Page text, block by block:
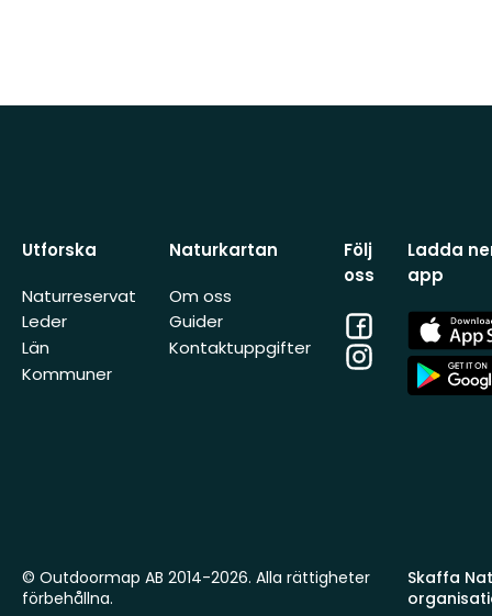
Utforska
Naturreservat
Leder
Län
Kommuner
Naturkartan
Om oss
Guider
Kontaktuppgifter
Följ
oss
Facebook
Instagram
Ladda
app
App
Store
App
Store
Skaffa
© Outdoormap AB 2014-2026. Alla rättigheter
förbehållna.